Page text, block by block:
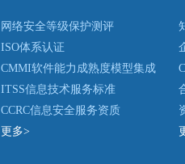
网络安全等级保护测评
ISO体系认证
CMMI软件能力成熟度模型集成
ITSS信息技术服务标准
CCRC信息安全服务资质
更多>